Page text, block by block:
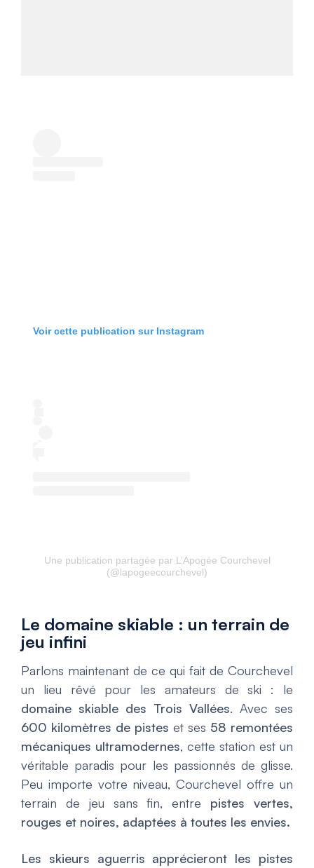
Voir cette publication sur Instagram
Une publication partagée par L’Apogée Courchevel
(@lapogeecourchevel)
Le domaine skiable : un terrain de
jeu infini
Parlons maintenant de ce qui fait de Courchevel
un lieu rêvé pour les amateurs de ski : le
domaine skiable des Trois Vallées. Avec ses
600 kilomètres de pistes et ses 58 remontées
mécaniques ultramodernes, cette station est un
véritable paradis pour les passionnés de glisse.
Peu importe votre niveau, Courchevel offre un
terrain de jeu sans fin, entre pistes vertes,
rouges et noires, adaptées à toutes les envies.
Les skieurs aguerris apprécieront les pistes